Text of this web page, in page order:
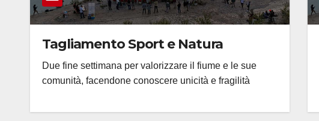
Tagliamento Sport e Natura
Due fine settimana per valorizzare il fiume e le sue
comunità, facendone conoscere unicità e fragilità